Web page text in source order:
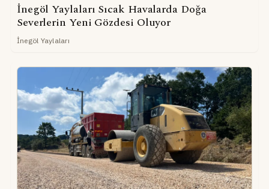
İnegöl Yaylaları Sıcak Havalarda Doğa
Severlerin Yeni Gözdesi Oluyor
İnegöl Yaylaları